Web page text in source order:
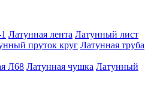
Латунная лента Латунный лист
пруток круг Латунная труба
Л68 Латунная чушка Латунный